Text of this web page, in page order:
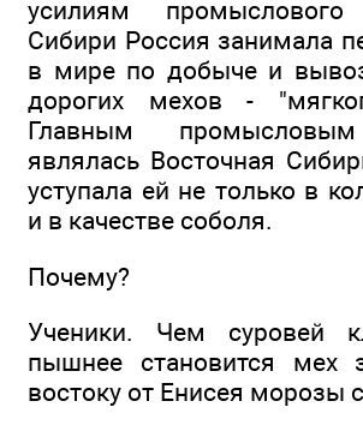
усилиям промыслового
Сибири Россия занимала
в мире по добыче и
дорогих мехов -
Главным
являлась Восточная
уступала ей не только в
и в качестве соболя.
Почему?
Ученики. Чем суровей
пышнее становится мех
востоку от Енисея морозы